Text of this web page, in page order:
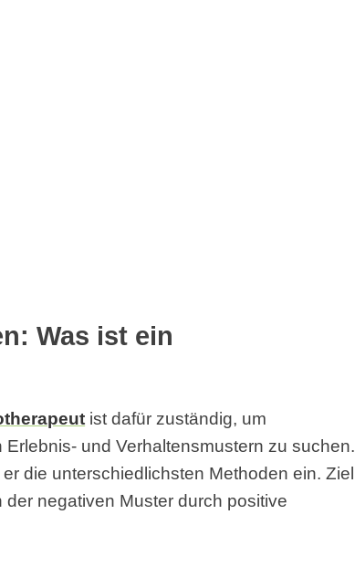
Was ist ein
ist dafür zuständig, um
und Verhaltensmustern zu suchen.
die unterschiedlichsten Methoden ein. Ziel
negativen Muster durch positive